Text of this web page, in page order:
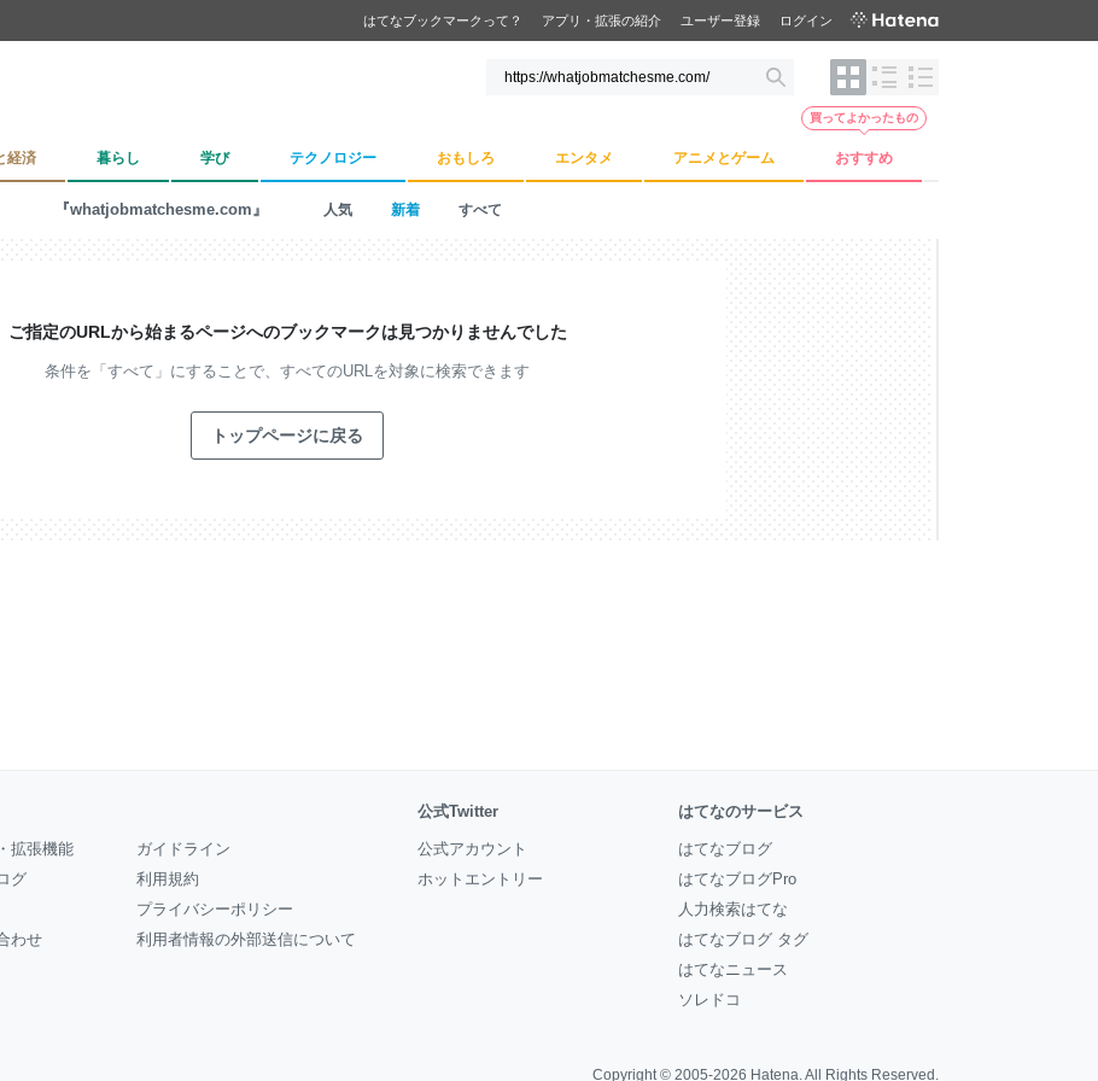
はてなブックマークって？ アプリ・拡張の紹介 ユーザー登録 ログイン
経済 暮らし 学び テクノロジー おもしろ エンタメ アニメとゲーム おすすめ
買ってよかったもの
『whatjobmatchesme.com』 人気 新着 すべて
ご指定のURLから始まるページへのブックマークは見つかりませんでした
条件を「すべて」にすることで、 すべてのURLを対象に検索できます
トップページに戻る
拡張機能
グ
わせ
ガイドライン
利用規約
プライバシーポリシー
利用者情報の外部送信について
公式Twitter
公式アカウント
ホットエントリー
はてなのサービス
はてなブログ
はてなブログPro
人力検索はてな
はてなブログ タグ
はてなニュース
ソレドコ
Copyright © 2005-2026 Hatena. All Rights Reserved.